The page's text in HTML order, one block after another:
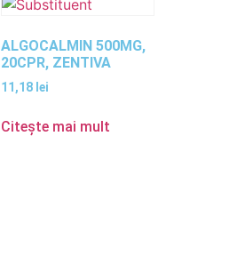
ALGOCALMIN 500MG,
20CPR, ZENTIVA
11,18 lei
Citește mai mult